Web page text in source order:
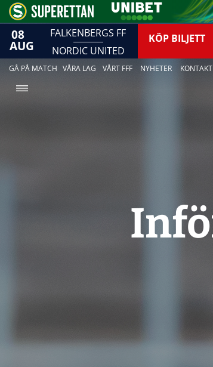
08
AUG
FALKENBERGS FF
NORDIC UNITED
KÖP BILJETT
GÅ PÅ MATCH VÅRA LAG VÅRT FFF NYHETER KONTAKT